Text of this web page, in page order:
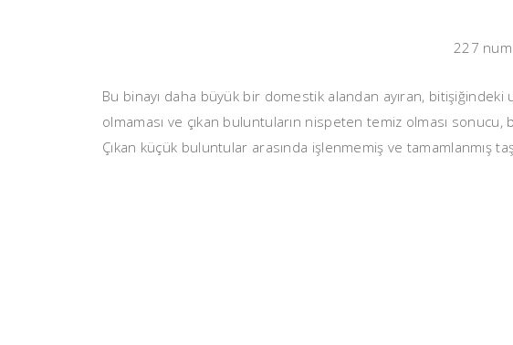
227
Bu binayı daha büyük bir domestik alandan ayıran,
olmaması ve çıkan buluntuların nispeten temiz olması
Çıkan küçük buluntular arasında işlenmemiş ve